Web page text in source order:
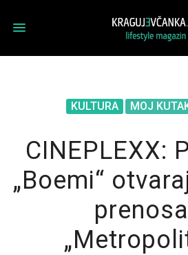
KULTURA MOJ
CINEPLEXX:
„Boemi“